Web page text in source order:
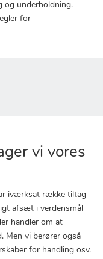
og underholdning.
for
vi vores
iværksat række tiltag
afsæt i verdensmål
handler om at
Men vi berører også
for handling osv.